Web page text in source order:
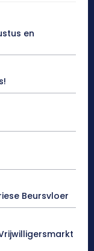
en
Beursvloer